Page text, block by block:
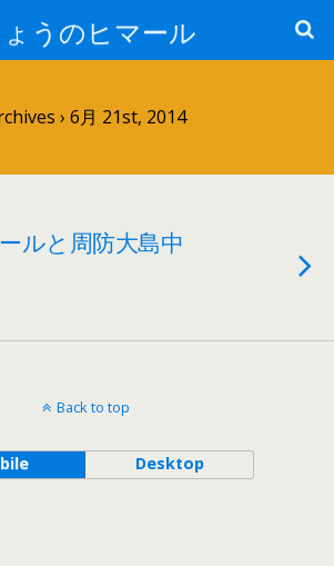
うのヒマール
› 6月 21st, 2014
ルと周防大島中
Back to top
Desktop